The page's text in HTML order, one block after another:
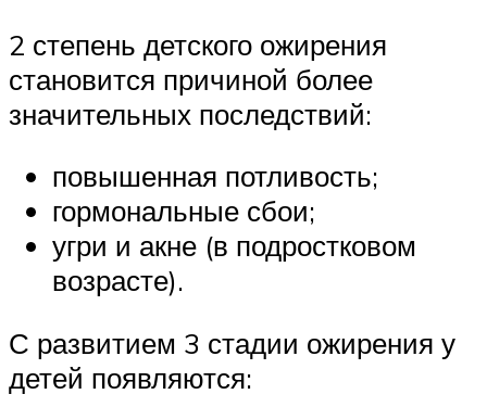
2 степень детского ожирения
становится причиной более
значительных последствий:
повышенная потливость;
гормональные сбои;
угри и акне (в подростковом
возрасте).
С развитием 3 стадии ожирения у
детей появляются: